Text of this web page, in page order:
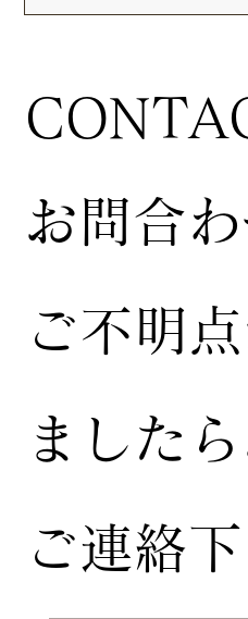
お問合
ご不明
ました
ご連絡